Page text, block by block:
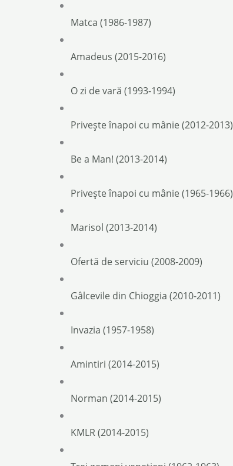
Matca (1986-1987)
Amadeus (2015-2016)
O zi de vară (1993-1994)
Privește înapoi cu mânie (2012-2013)
Be a Man! (2013-2014)
Privește înapoi cu mânie (1965-1966)
Marisol (2013-2014)
Ofertă de serviciu (2008-2009)
Gâlcevile din Chioggia (2010-2011)
Invazia (1957-1958)
Amintiri (2014-2015)
Norman (2014-2015)
KMLR (2014-2015)